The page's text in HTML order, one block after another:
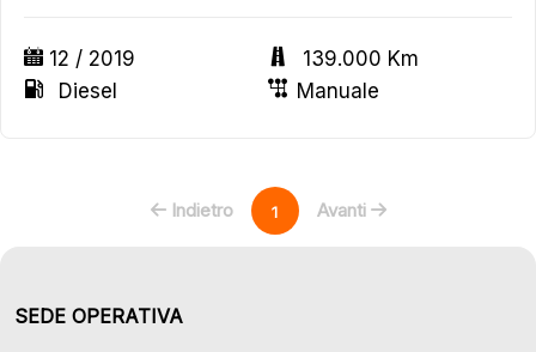
12 / 2019
139.000 Km
Diesel
Manuale
Indietro 1 Avanti
SEDE OPERATIVA